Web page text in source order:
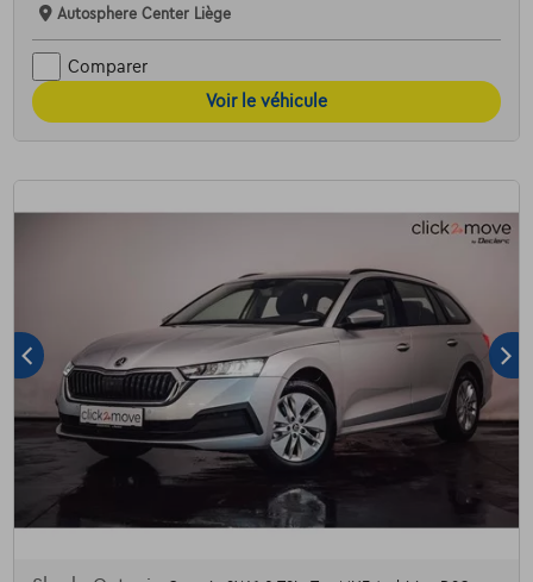
Autosphere Center Liège
Comparer
Voir le véhicule